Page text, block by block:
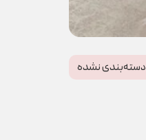
دسته‌بندی نشده